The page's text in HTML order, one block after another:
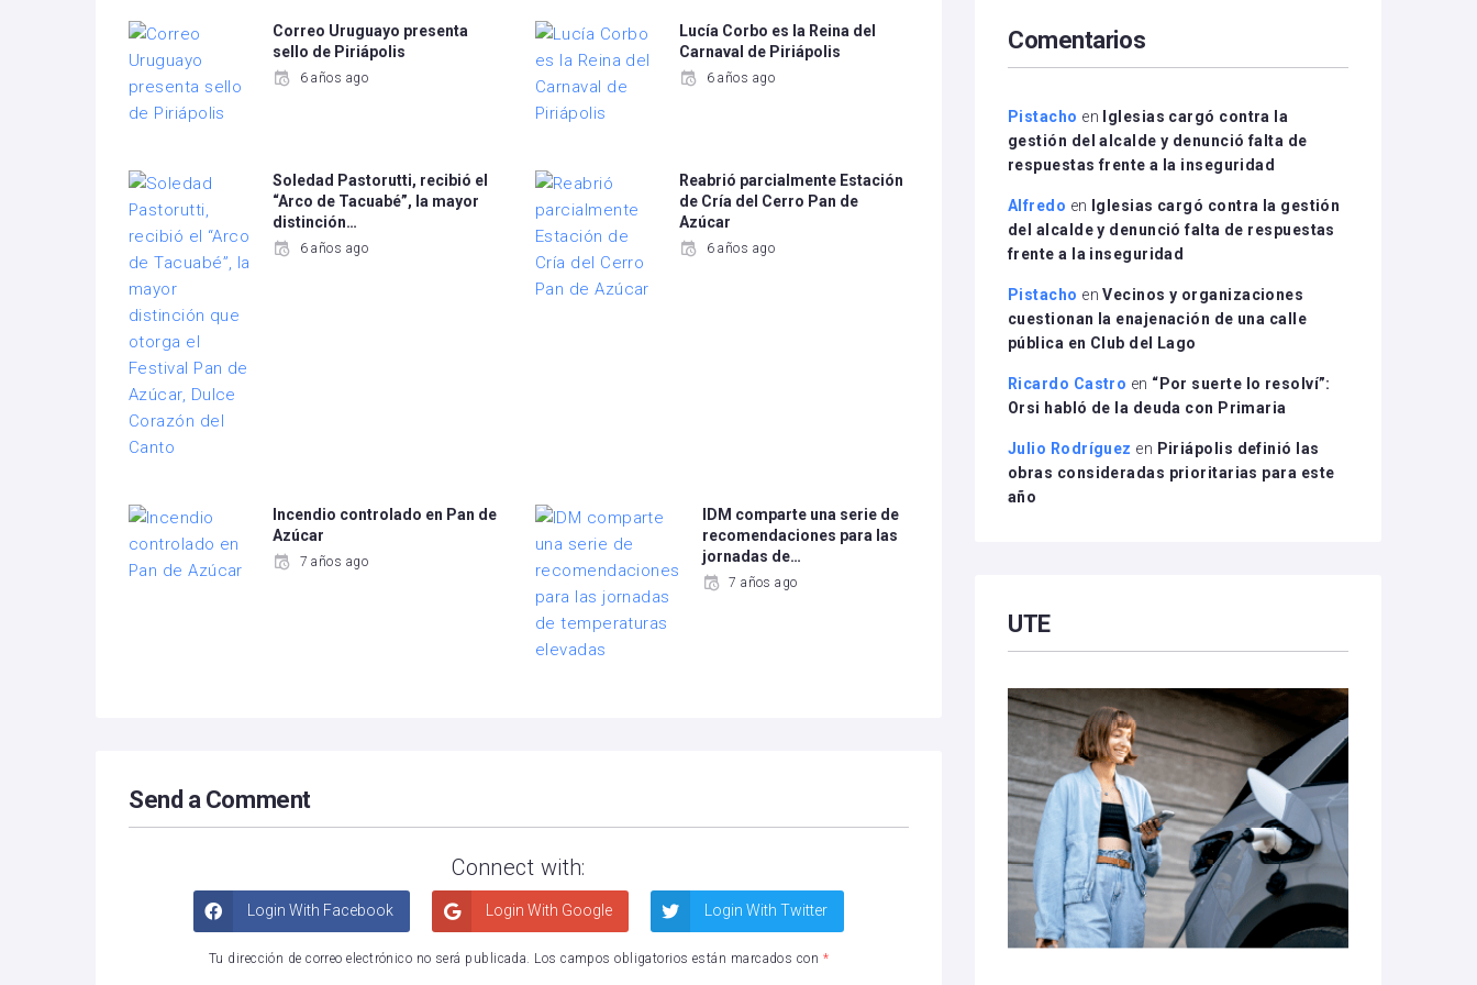
Correo Uruguayo presenta
sello de Piriápolis
6 años ago
Lucía Corbo es la Reina del
Carnaval de Piriápolis
6 años ago
Soledad Pastorutti, recibió el
“Arco de Tacuabé”, la mayor
distinción…
6 años ago
Reabrió parcialmente Estación
de Cría del Cerro Pan de
Azúcar
6 años ago
Incendio controlado en Pan de
Azúcar
7 años ago
IDM comparte una serie de
recomendaciones para las
jornadas de…
7 años ago
Send a Comment
Connect with:
Login With Facebook Login With Google Login With Twitter
Tu dirección de correo electrónico no será publicada. Los campos obligatorios están marcados con *
disminuir
el
Comentarios
Pistacho en
Iglesias cargó contra la
gestión del alcalde y denunció falta de
respuestas frente a la inseguridad
Alfredo en
Iglesias cargó contra la gestión
del alcalde y denunció falta de respuestas
frente a la inseguridad
Pistacho enVecinos y organizaciones
cuestionan la enajenación de una calle
pública en Club del Lago
Ricardo Castro en “Por suerte lo resolví”:
Orsi habló de la deuda con Primaria
Julio Rodríguez en Piriápolis definió las
obras consideradas prioritarias para este
año
UTE